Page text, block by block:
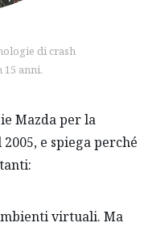
di crash
15 anni.
Mazda per la
e spiega perché
virtuali. Ma